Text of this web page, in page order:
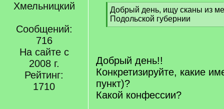
Хмельницкий
Сообщений:
716
На сайте с
2008 г.
Рейтинг:
1710
[
q
]
Добрый день, ищу сканы из
Подольской губернии
[
]
Добрый день!!
Конкретизируйте, какие
пункт)?
Какой конфессии?